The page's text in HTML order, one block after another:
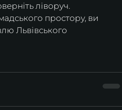
ліворуч.
простору, ви
Львівського